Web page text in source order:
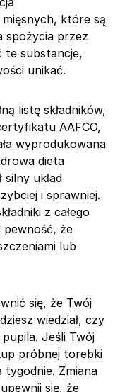
które są
spożycia przez
te substancje,
unikać.
listę składników,
AAFCO,
wyprodukowana
dieta
silny układ
i sprawniej.
z całego
pewność, że
lub
się, że Twój
wiedział, czy
Jeśli Twój
próbnej torebki
Zmiana
się, że